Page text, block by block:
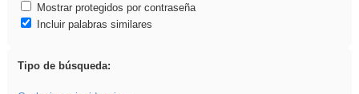
Mostrar protegidos por contraseña
Incluir palabras similares
Tipo de búsqueda: